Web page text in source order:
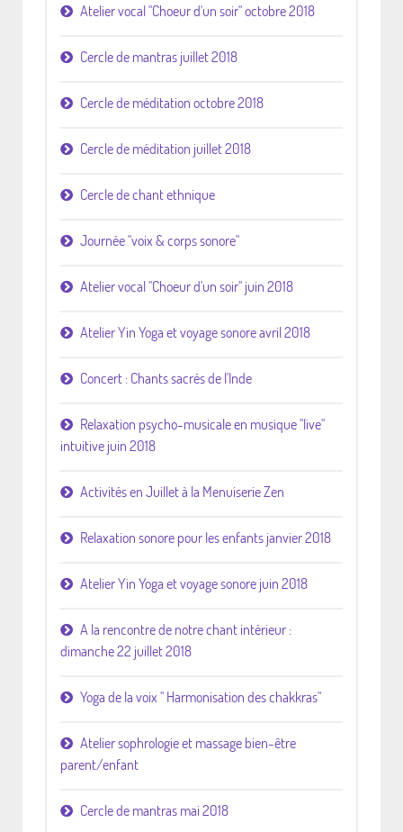
Atelier vocal "Choeur d'un soir" octobre 2018
Cercle de mantras juillet 2018
Cercle de méditation octobre 2018
Cercle de méditation juillet 2018
Cercle de chant ethnique
Journée "voix & corps sonore"
Atelier vocal "Choeur d'un soir" juin 2018
Atelier Yin Yoga et voyage sonore avril 2018
Concert : Chants sacrés de l'Inde
Relaxation psycho-musicale en musique "live"
intuitive juin 2018
Activités en Juillet à la Menuiserie Zen
Relaxation sonore pour les enfants janvier 2018
Atelier Yin Yoga et voyage sonore juin 2018
A la rencontre de notre chant intérieur :
dimanche 22 juillet 2018
Yoga de la voix " Harmonisation des chakkras"
Atelier sophrologie et massage bien-être
parent/enfant
Cercle de mantras mai 2018